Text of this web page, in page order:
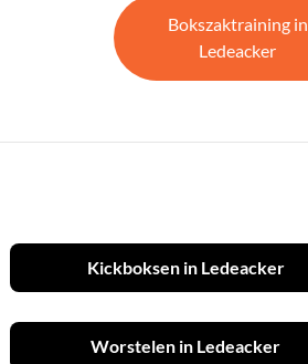
Bokszaktraining in
Ledeacker
Kickboksen in Ledeacker
Worstelen in Ledeacker